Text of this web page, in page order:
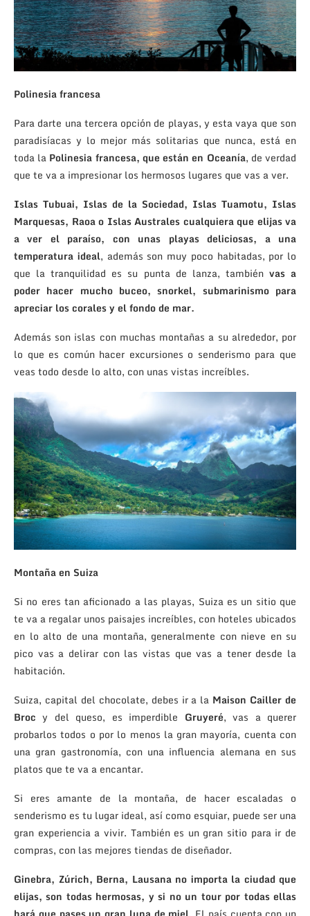
Polinesia francesa
Para darte una tercera opción de playas, y esta vaya que son
paradisíacas y lo mejor más solitarias que nunca, está en
toda la Polinesia francesa, que están en Oceanía, de verdad
que te va a impresionar los hermosos lugares que vas a ver.
Islas Tubuai, Islas de la Sociedad, Islas Tuamotu, Islas
Marquesas, Raoa o Islas Australes cualquiera que elijas va
a ver el paraíso, con unas playas deliciosas, a una
temperatura ideal, además son muy poco habitadas, por lo
que la tranquilidad es su punta de lanza, también vas a
poder hacer mucho buceo, snorkel, submarinismo para
apreciar los corales y el fondo de mar.
Además son islas con muchas montañas a su alrededor, por
lo que es común hacer excursiones o senderismo para que
veas todo desde lo alto, con unas vistas increíbles.
Montaña en Suiza
Si no eres tan aficionado a las playas, Suiza es un sitio que
te va a regalar unos paisajes increíbles, con hoteles ubicados
en lo alto de una montaña, generalmente con nieve en su
pico vas a delirar con las vistas que vas a tener desde la
habitación.
Suiza, capital del chocolate, debes ir a la Maison Cailler de
Broc y del queso, es imperdible Gruyeré, vas a querer
probarlos todos o por lo menos la gran mayoría, cuenta con
una gran gastronomía, con una influencia alemana en sus
platos que te va a encantar.
Si eres amante de la montaña, de hacer escaladas o
senderismo es tu lugar ideal, así como esquiar, puede ser una
gran experiencia a vivir. También es un gran sitio para ir de
compras, con las mejores tiendas de diseñador.
Ginebra, Zúrich, Berna, Lausana no importa la ciudad que
elijas, son todas hermosas, y si no un tour por todas ellas